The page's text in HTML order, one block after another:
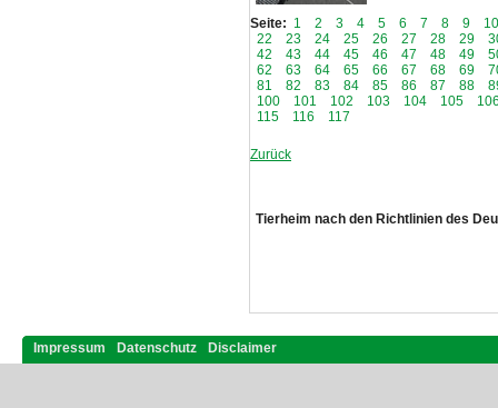
Seite: 1 2 3 4 5 6 7 8 9
10
22
23 24 25 26 27 28 29
42
43 44 45 46 47 48 49
62
63 64 65 66 67 68 69
81
82 83 84 85 86 87 88
100
101 102 103 104 105
115
116 117
Zurück
Tierheim nach den Richtlinien des
Impressum Datenschutz Disclaimer